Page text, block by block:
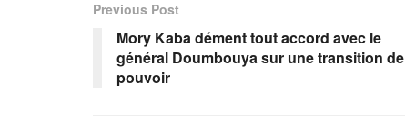
Previous Post
Mory Kaba dément tout accord avec le
général Doumbouya sur une transition de
pouvoir